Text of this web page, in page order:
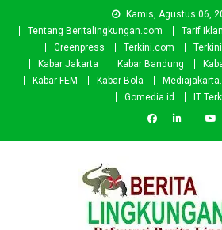
Kamis, Agustus 06,
Tentang Beritalingkungan.com
Tarif Iklan
Greenpress
Terkini.com
Kabar Jakarta
Kabar Bandung
Kabar FEM
Kabar Bola
Gomedia.id
IT